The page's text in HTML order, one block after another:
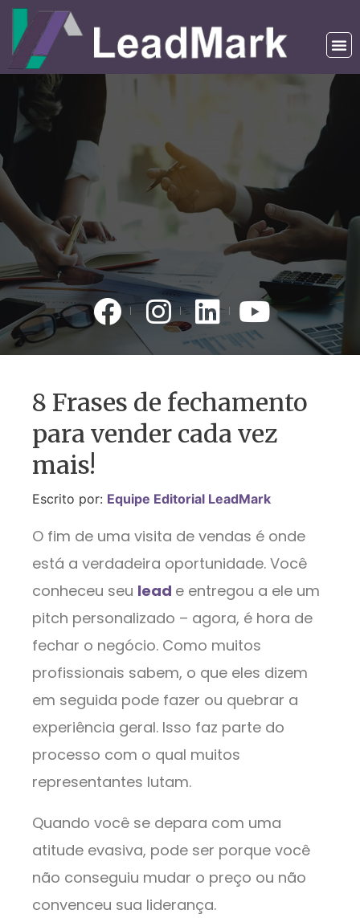
8 Frases de fechamento
para vender cada vez
mais!
Escrito por: Equipe Editorial LeadMark
O fim de uma visita de vendas é onde
está a verdadeira oportunidade. Você
conheceu seu lead e entregou a ele um
pitch personalizado – agora, é hora de
fechar o negócio. Como muitos
profissionais sabem, o que eles dizem
em seguida pode fazer ou quebrar a
experiência geral. Isso faz parte do
processo com o qual muitos
representantes lutam.
Quando você se depara com uma
atitude evasiva, pode ser porque você
não conseguiu mudar o preço ou não
convenceu sua liderança.